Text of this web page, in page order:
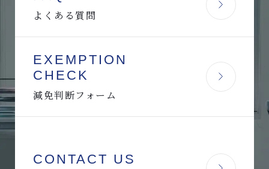
よくある質問
EXEMPTION
CHECK
減免判断フォーム
CONTACT US